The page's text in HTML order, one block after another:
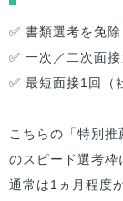
✅ 書類選考を免除
✅ 一次／二次面接
✅ 最短面接1回（
こちらの「特別
のスピード選考枠
通常は1ヵ月程度